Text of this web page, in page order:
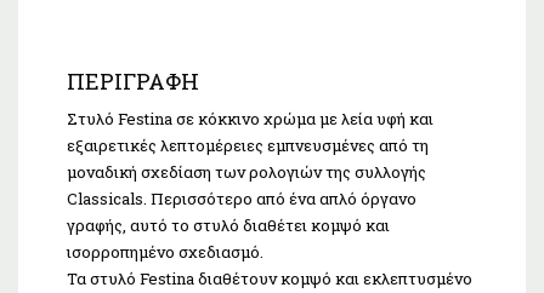
ΠΕΡΙΓΡΑΦΉ
Στυλό Festina σε κόκκινο χρώμα με λεία υφή και
εξαιρετικές λεπτομέρειες εμπνευσμένες από τη
μοναδική σχεδίαση των ρολογιών της συλλογής
Classicals. Περισσότερο από ένα απλό όργανο
γραφής, αυτό το στυλό διαθέτει κομψό και
ισορροπημένο σχεδιασμό.
Τα στυλό Festina διαθέτουν κομψό και εκλεπτυσμένο